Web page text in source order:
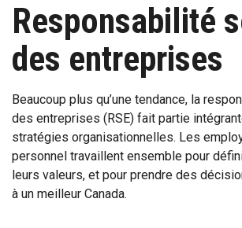
Responsabilité
des entreprises
Beaucoup plus qu’une tendance, la
des entreprises (RSE) fait partie
stratégies organisationnelles. Les
personnel travaillent ensemble pour
leurs valeurs, et pour prendre des
à un meilleur Canada.